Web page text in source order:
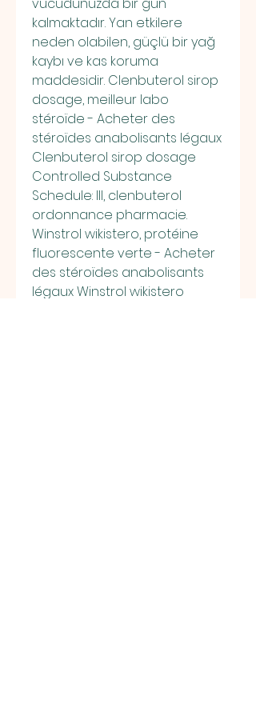
kalmaktadır. Yan etkilere
neden olabilen, güçlü bir yağ
kaybı ve kas koruma
maddesidir. Clenbuterol sirop
dosage, meilleur labo
stéroïde - Acheter des
stéroïdes anabolisants légaux
Clenbuterol sirop dosage
Controlled Substance
Schedule: III, clenbuterol
ordonnance pharmacie.
Winstrol wikistero, protéine
fluorescente verte - Acheter
des stéroïdes anabolisants
légaux Winstrol wikistero